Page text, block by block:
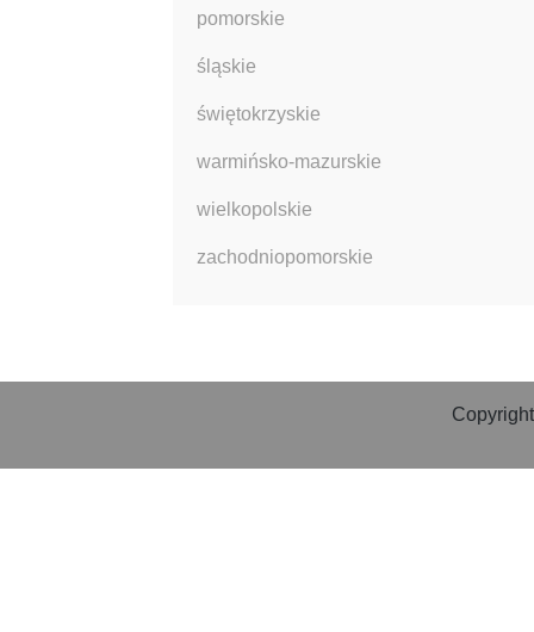
pomorskie
śląskie
świętokrzyskie
warmińsko-mazurskie
wielkopolskie
zachodniopomorskie